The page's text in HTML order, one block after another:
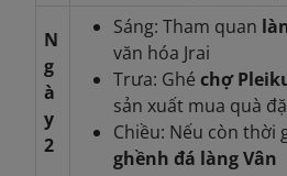
N
g
à
y
2
Sáng: Tham quan
văn hóa Jrai
Trưa: Ghé chợ
sản xuất mua quà
Chiều: Nếu còn thời
ghềnh đá làng Vân